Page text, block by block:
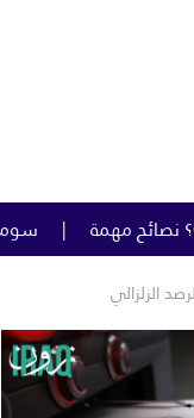
خصومات كبيرة على
الزلزالي